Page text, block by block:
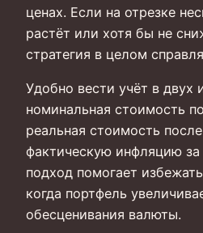
ценах. Если на отрезке
растёт или хотя бы не
стратегия в целом
Удобно вести учёт в двух
номинальная стоимость
реальная стоимость
фактическую инфляцию за
подход помогает
когда портфель
обесценивания валюты.